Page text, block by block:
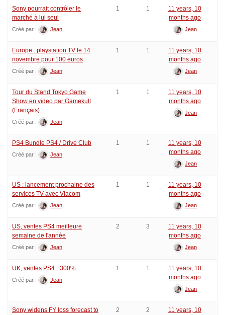
Sony pourrait contrôler le
marché à lui seul
Créé par : Jean
1 1
11 years, 10
months ago
Jean
Europe : playstation TV le 14
novembre pour 100 euros
Créé par : Jean
1 1
11 years, 10
months ago
Jean
Tour du Stand Tokyo Game
Show en video par Gamekult
(Français)
Créé par : Jean
1 1
11 years, 10
months ago
Jean
PS4 Bundle PS4 / Drive Club
Créé par : Jean
1 1
11 years, 10
months ago
Jean
US : lancement prochaine des
services TV avec Viacom
Créé par : Jean
1 1
11 years, 10
months ago
Jean
US, ventes PS4 meilleure
semaine de l'année
Créé par : Jean
2 3
11 years, 10
months ago
Jean
UK, ventes PS4 +300%
Créé par : Jean
1 1
11 years, 10
months ago
Jean
Sony widens FY loss forecast to
2 2
11 years, 10